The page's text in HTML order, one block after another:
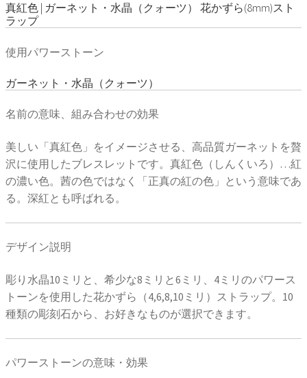
真紅色 | ガーネット・水晶（クォーツ） 花かずら(8mm)スト
ラップ
使用パワーストーン
ガーネット・水晶（クォーツ）
名前の意味、組み合わせの効果
美しい「真紅色」をイメージさせる、高品質ガーネットを贅
沢に使用したブレスレットです。真紅色（しんくいろ）…紅
の濃い色。茜の色ではなく「正真の紅の色」という意味であ
る。深紅とも呼ばれる。
デザイン説明
彫り水晶10ミリと、希少な8ミリと6ミリ、4ミリのパワース
トーンを使用した花かずら（4,6,8,10ミリ）ストラップ。10
種類の彫刻石から、お好きなものが選択できます。
パワーストーンの意味・効果